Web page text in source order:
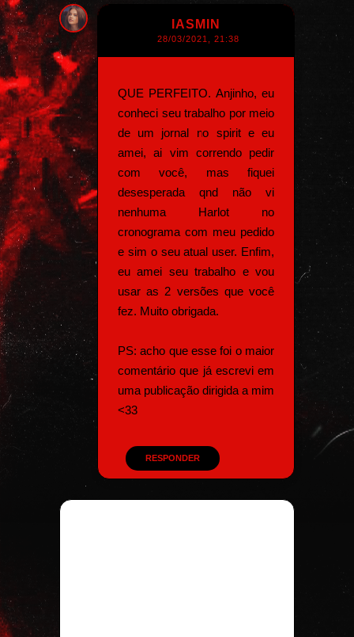
IASMIN
28/03/2021, 21:38
QUE PERFEITO. Anjinho, eu
conheci seu trabalho por meio
de um jornal no spirit e eu
amei, ai vim correndo pedir
com você, mas fiquei
desesperada qnd não vi
nenhuma Harlot no
cronograma com meu pedido
e sim o seu atual user. Enfim,
eu amei seu trabalho e vou
usar as 2 versões que você
fez. Muito obrigada.
PS: acho que esse foi o maior
comentário que já escrevi em
uma publicação dirigida a mim
<33
RESPONDER